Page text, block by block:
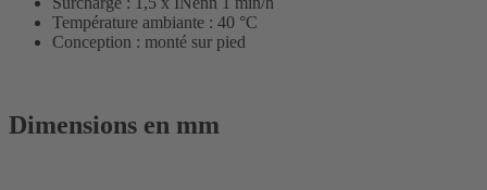
Température ambiante : 40 °C
Conception : monté sur pied
Dimensions en mm